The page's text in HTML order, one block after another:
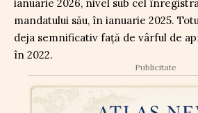
ianuarie 2026, nivel sub cel
mandatului său, în ianuarie 2025.
deja semnificativ față de vârful de
în 2022.
Publicitate